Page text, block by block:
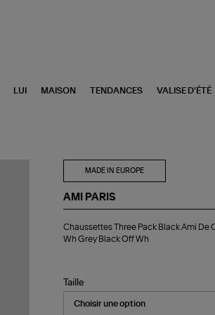
LUI MAISON TENDANCES VALISE D'ÉTÉ
MADE IN EUROPE
AMI PARIS
Three
Pack
Cœur
Wh
Chaussettes Three Pack Black Ami De
Wh Grey Black Off Wh
Taille